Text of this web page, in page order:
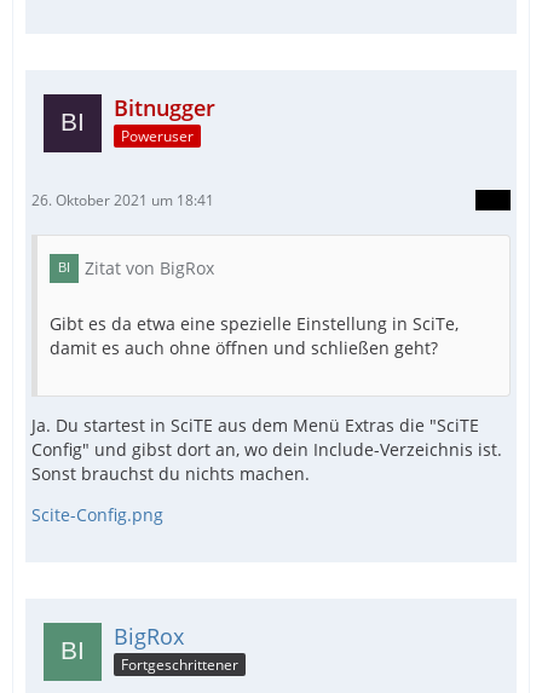
Bitnugger
Poweruser
26. Oktober 2021 um 18:41
Zitat von BigRox
Gibt es da etwa eine spezielle Einstellung in SciTe,
damit es auch ohne öffnen und schließen geht?
Ja. Du startest in SciTE aus dem Menü Extras die "SciTE
Config" und gibst dort an, wo dein Include-Verzeichnis ist.
Sonst brauchst du nichts machen.
Scite-Config.png
BigRox
Fortgeschrittener